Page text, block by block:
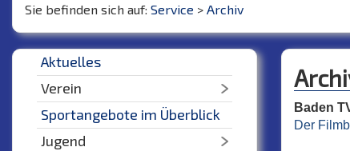
Sie befinden sich auf: Service > Archiv
Aktuelles
Verein
Sportangebote im Überblick
Jugend
Baden
Der